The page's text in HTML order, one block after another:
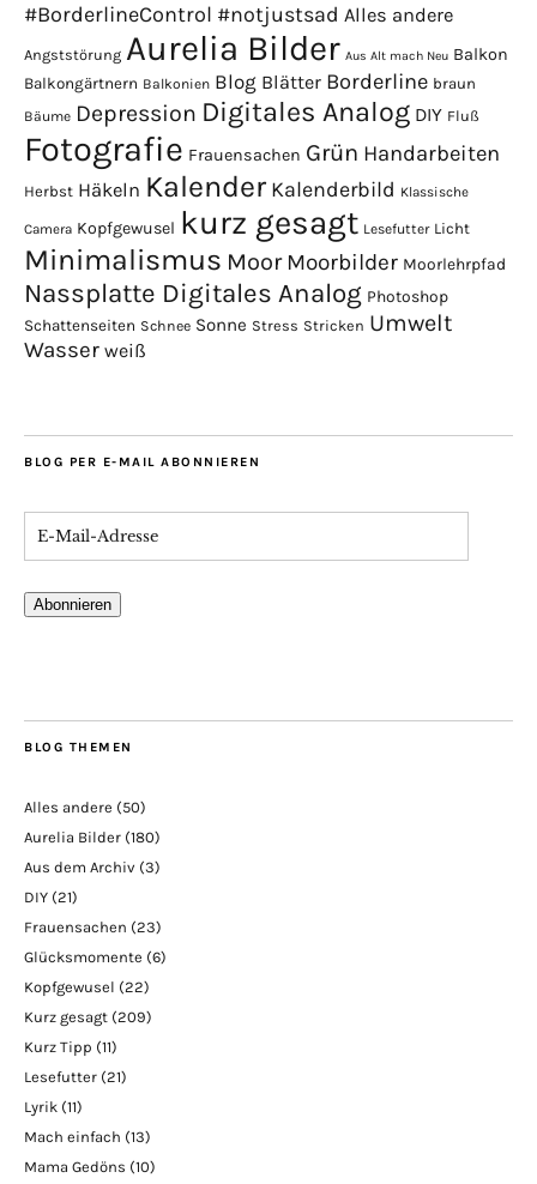
#BorderlineControl #notjustsad Alles andere
Angststörung Aurelia Bilder Aus Alt mach Neu Balkon
Balkongärtnern Balkonien Blog Blätter Borderline braun
Bäume Depression Digitales Analog DIY Fluß
Fotografie Frauensachen Grün Handarbeiten
Herbst Häkeln Kalender Kalenderbild Klassische
Camera Kopfgewusel kurz gesagt Lesefutter Licht
Minimalismus Moor Moorbilder Moorlehrpfad
Nassplatte Digitales Analog Photoshop
Schattenseiten Schnee Sonne Stress Stricken Umwelt
Wasser weiß
BLOG PER E-MAIL ABONNIEREN
Abonnieren
BLOG THEMEN
Alles andere (50)
Aurelia Bilder (180)
Aus dem Archiv (3)
DIY (21)
Frauensachen (23)
Glücksmomente (6)
Kopfgewusel (22)
Kurz gesagt (209)
Kurz Tipp (11)
Lesefutter (21)
Lyrik (11)
Mach einfach (13)
Mama Gedöns (10)